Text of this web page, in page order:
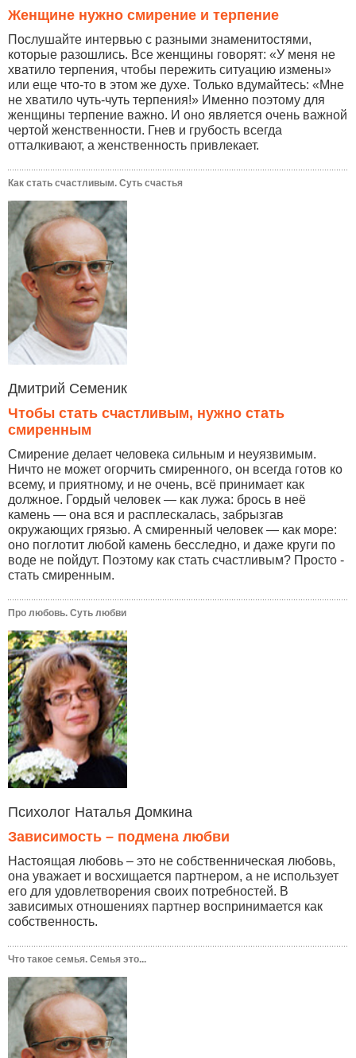
Женщине нужно смирение и терпение
Послушайте интервью с разными знаменитостями,
которые разошлись. Все женщины говорят: «У меня не
хватило терпения, чтобы пережить ситуацию измены»
или еще что-то в этом же духе. Только вдумайтесь: «Мне
не хватило чуть-чуть терпения!» Именно поэтому для
женщины терпение важно. И оно является очень важной
чертой женственности. Гнев и грубость всегда
отталкивают, а женственность привлекает.
Как стать счастливым. Суть счастья
Дмитрий Семеник
Чтобы стать счастливым, нужно стать
смиренным
Смирение делает человека сильным и неуязвимым.
Ничто не может огорчить смиренного, он всегда готов ко
всему, и приятному, и не очень, всё принимает как
должное. Гордый человек — как лужа: брось в неё
камень — она вся и расплескалась, забрызгав
окружающих грязью. А смиренный человек — как море:
оно поглотит любой камень бесследно, и даже круги по
воде не пойдут. Поэтому как стать счастливым? Просто -
стать смиренным.
Про любовь. Суть любви
Психолог Наталья Домкина
Зависимость – подмена любви
Настоящая любовь – это не собственническая любовь,
она уважает и восхищается партнером, а не использует
его для удовлетворения своих потребностей. В
зависимых отношениях партнер воспринимается как
собственность.
Что такое семья. Семья это...